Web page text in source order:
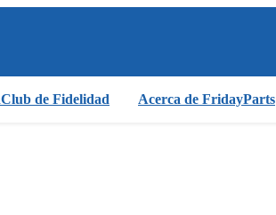
Club de Fidelidad Acerca de FridayParts